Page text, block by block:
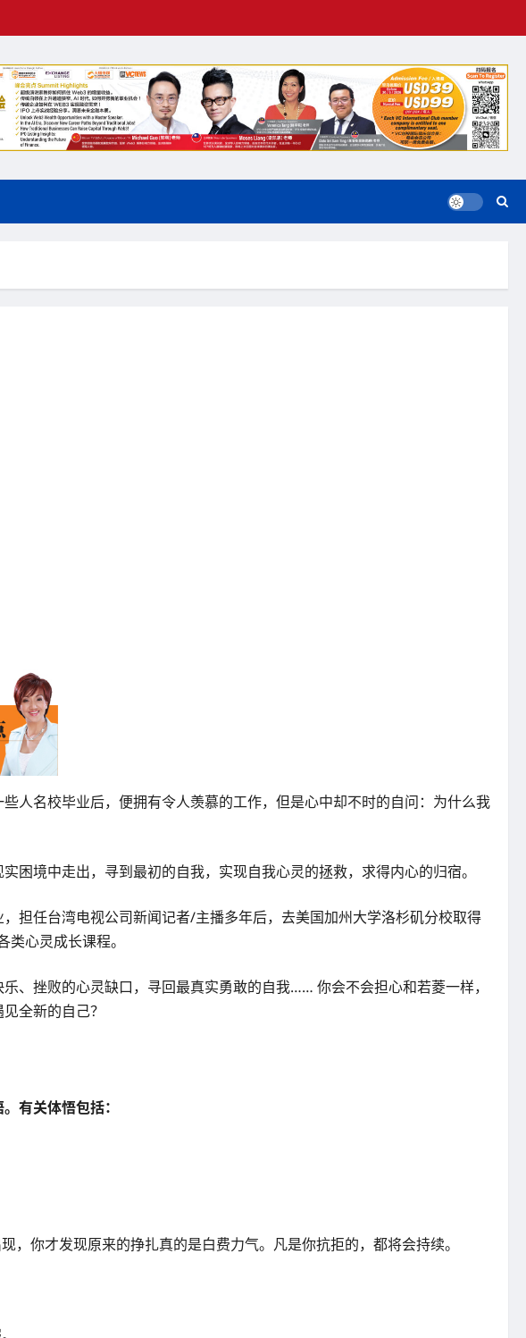
人名校毕业后，便拥有令人羡慕的工作，但是心中却不时的自问：为什么我
境中走出，寻到最初的自我，实现自我心灵的拯救，求得内心的归宿。
担任台湾电视公司新闻记者/主播多年后，去美国加州大学洛杉矶分校取得
心灵成长课程。
、挫败的心灵缺口，寻回最真实勇敢的自我…… 你会不会担心和若菱一样，
全新的自己？
有关体悟包括：
你才发现原来的挣扎真的是白费力气。凡是你抗拒的，都将会持续。